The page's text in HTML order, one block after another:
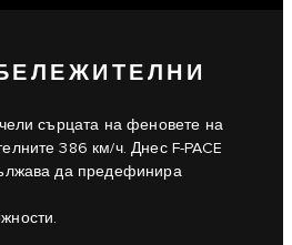
сърцата на феновете на
386 км/ч. Днес F-PACE
да предефинира